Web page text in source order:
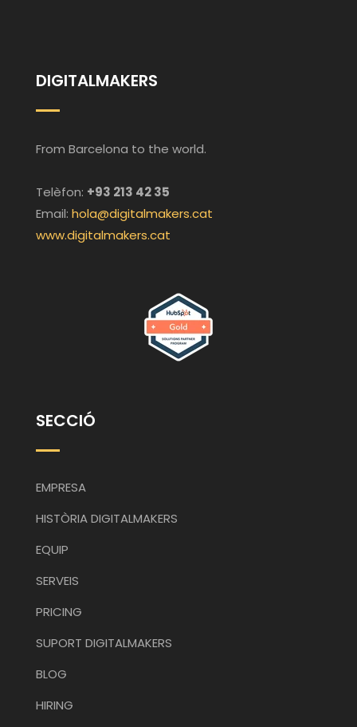
DIGITALMAKERS
From Barcelona to the world.
Telèfon: +93 213 42 35
Email: hola@digitalmakers.cat
www.digitalmakers.cat
SECCIÓ
EMPRESA
HISTÒRIA DIGITALMAKERS
EQUIP
SERVEIS
PRICING
SUPORT DIGITALMAKERS
BLOG
HIRING